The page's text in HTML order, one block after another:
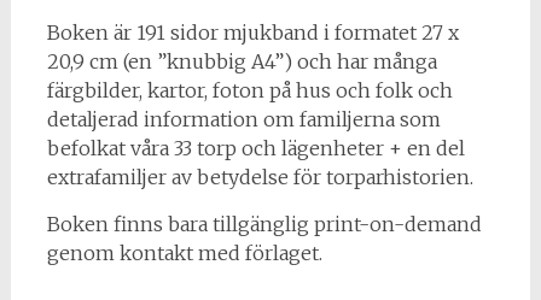
Boken är 191 sidor mjukband i formatet 27 x
20,9 cm (en ”knubbig A4”) och har många
färgbilder, kartor, foton på hus och folk och
detaljerad information om familjerna som
befolkat våra 33 torp och lägenheter + en del
extrafamiljer av betydelse för torparhistorien.
Boken finns bara tillgänglig print-on-demand
genom kontakt med förlaget.